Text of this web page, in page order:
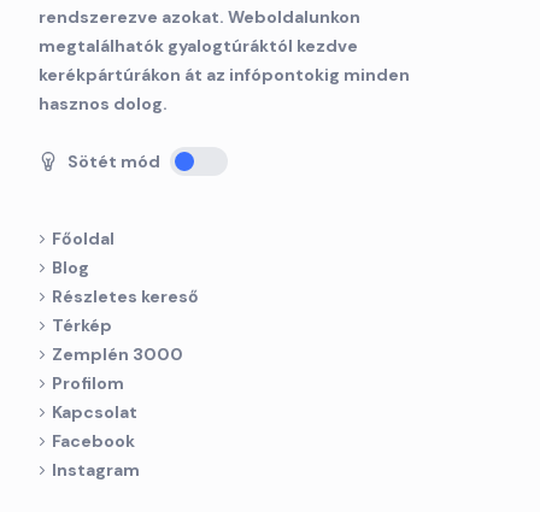
rendszerezve azokat. Weboldalunkon
megtalálhatók gyalogtúráktól kezdve
kerékpártúrákon át az infópontokig minden
hasznos dolog.
Sötét mód
Főoldal
Blog
Részletes kereső
Térkép
Zemplén 3000
Profilom
Kapcsolat
Facebook
Instagram